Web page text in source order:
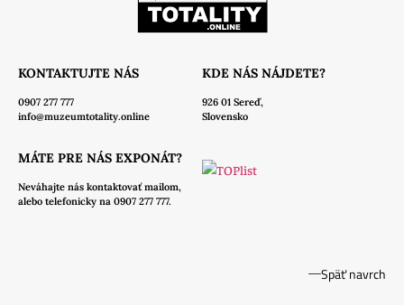
KONTAKTUJTE NÁS
0907 277 777
info@muzeumtotality.online
KDE NÁS NÁJDETE?
926 01 Sereď,
Slovensko
MÁTE PRE NÁS EXPONÁT?
Neváhajte nás kontaktovať mailom,
alebo telefonicky na 0907 277 777.
Späť navrch